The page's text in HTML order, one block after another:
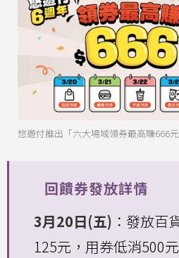
悠遊付推出「六大場域領券最高賺666
回饋券發放詳情
3月20日(五) ：發放百
125元，用券低消500